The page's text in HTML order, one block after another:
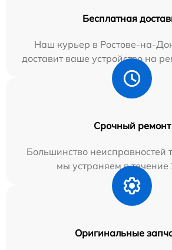
Бесплатная
Наш курьер в Ростове-на-
доставит ваше устройство на
Срочный ремонт
Большинство неисправностей
мы устраняем в течение
Оригинальные